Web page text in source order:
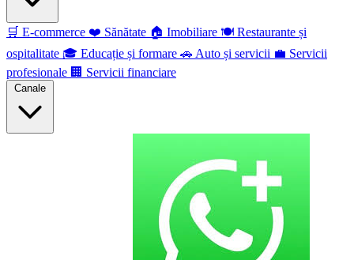
🛒 E-commerce ❤️ Sănătate 🏠 Imobiliare 🍽️ Restaurante și
ospitalitate 🎓 Educație și formare 🚗 Auto și servicii 💼 Servicii
profesionale 🏢 Servicii financiare